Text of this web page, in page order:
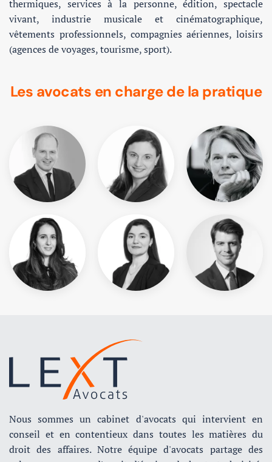
thermiques, services à la personne, édition, spectacle
vivant, industrie musicale et cinématographique,
vêtements professionnels, compagnies aériennes, loisirs
(agences de voyages, tourisme, sport).
Les avocats en charge de la pratique
Nous sommes un cabinet d'avocats qui intervient en
conseil et en contentieux dans toutes les matières du
droit des affaires. Notre équipe d'avocats partage des